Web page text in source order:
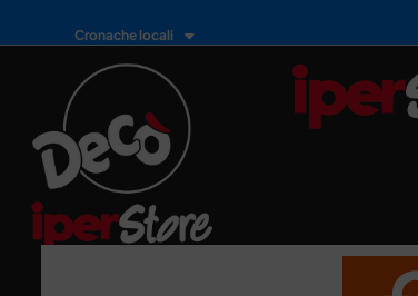
Cronache locali